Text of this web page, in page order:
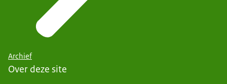
Archief
Over deze site